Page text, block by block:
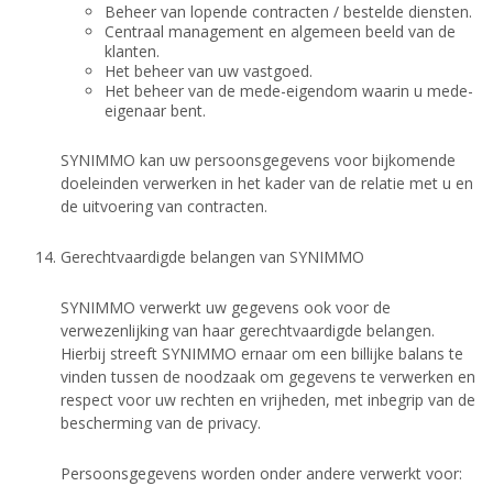
Beheer van lopende contracten / bestelde diensten.
Centraal management en algemeen beeld van de
klanten.
Het beheer van uw vastgoed.
Het beheer van de mede-eigendom waarin u mede-
eigenaar bent.
SYNIMMO kan uw persoonsgegevens voor bijkomende
doeleinden verwerken in het kader van de relatie met u en
de uitvoering van contracten.
Gerechtvaardigde belangen van SYNIMMO
SYNIMMO verwerkt uw gegevens ook voor de
verwezenlijking van haar gerechtvaardigde belangen.
Hierbij streeft SYNIMMO ernaar om een billijke balans te
vinden tussen de noodzaak om gegevens te verwerken en
respect voor uw rechten en vrijheden, met inbegrip van de
bescherming van de privacy.
Persoonsgegevens worden onder andere verwerkt voor: